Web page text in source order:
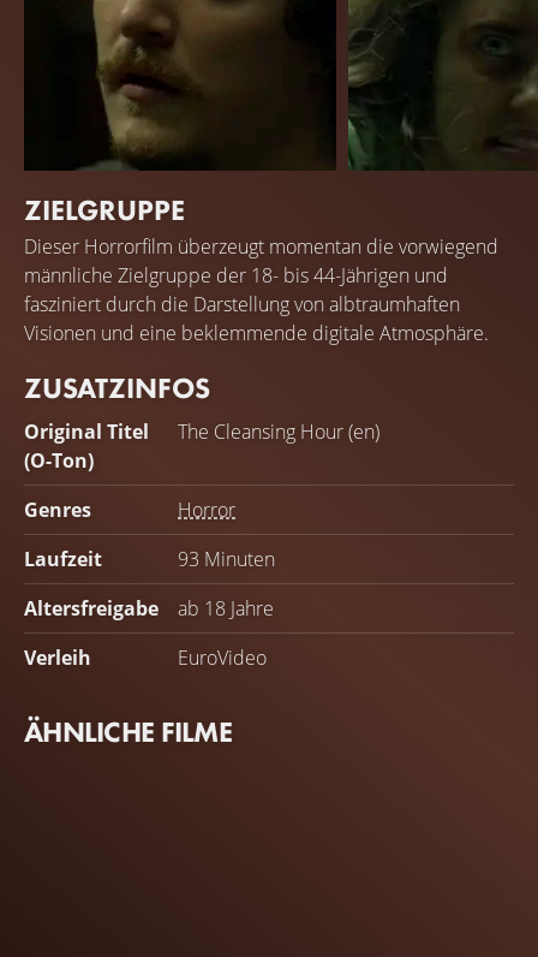
Kyle Gallner
Drew Riley
ZIELGRUPPE
Dieser Horrorfilm überzeugt momentan die vorwiegend
männliche Zielgruppe der 18- bis 44-Jährigen und
fasziniert durch die Darstellung von albtraumhaften
Visionen und eine beklemmende digitale Atmosphäre.
ZUSATZINFOS
Original Titel
(O-Ton)
The Cleansing Hour (en)
Genres
Horror
Laufzeit
93 Minuten
Altersfreigabe
ab 18 Jahre
Verleih
EuroVideo
ÄHNLICHE FILME